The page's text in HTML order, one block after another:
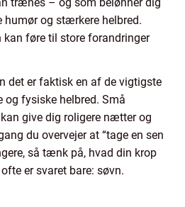
humør og stærkere helbred.
kan føre til store forandringer
det er faktisk en af de vigtigste
og fysiske helbred. Små
give dig roligere nætter og
du overvejer at “tage en sen
så tænk på, hvad din krop
er svaret bare: søvn.